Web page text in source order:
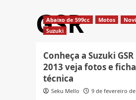
GSR
Abaixo de 599cc Motos
Suzuki
Conheça a Suzuki
2013 veja fotos e ficha
técnica
Seku Mello 9 de fevereiro de